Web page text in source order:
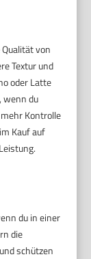
von
Textur und
oder Latte
wenn du
Kontrolle
Kauf auf
du in einer
die
schützen